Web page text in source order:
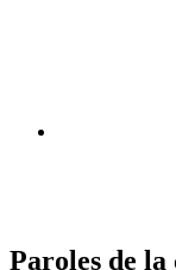
Paroles de